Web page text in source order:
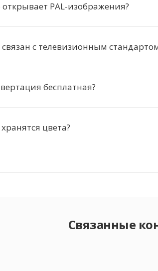
открывает PAL-изображения?
связан с телевизионным
бесплатная?
цвета?
Связанные